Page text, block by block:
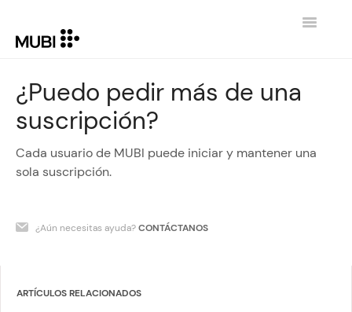
Toggle
REGRESAR A MUBI.COM
¿Puedo pedir más de una
suscripción?
Cada usuario de MUBI puede iniciar y mantener una
sola suscripción.
¿Aún necesitas ayuda?CONTÁCTANOS
ARTÍCULOS RELACIONADOS